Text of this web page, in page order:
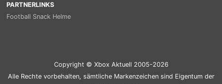
PARTNERLINKS
Football Snack Helme
Copyright © Xbox Aktuell 2005-2026
Alle Rechte vorbehalten, sämtliche Markenzeichen sind Eigentum der